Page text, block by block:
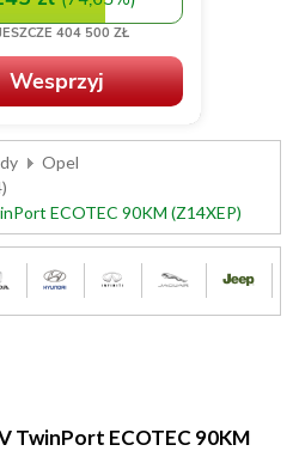
Opel
ECOTEC 90KM (Z14XEP)
TwinPort ECOTEC 90KM